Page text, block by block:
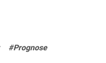
#Prognose